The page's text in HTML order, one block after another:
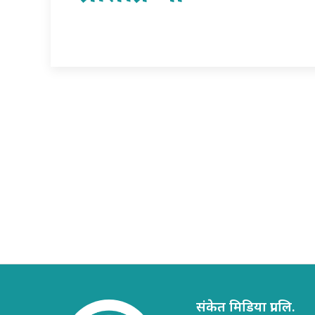
संकेत मिडिया प्रा.लि.